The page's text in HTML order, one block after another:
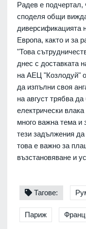
Радев е подчертал,
споделя общи
диверсификацията
Европа, както и за
"Това
днес с доставката
на АЕЦ "Козлодуй"
да изпълни своя
на август трябва
електрически
много важна тема
тези задължения
това е важно за
възстановяване и
Тагове:
Париж